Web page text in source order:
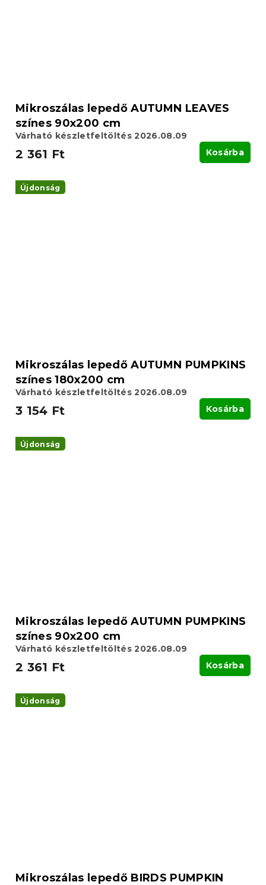
Mikroszálas lepedő AUTUMN LEAVES
színes 90x200 cm
Várható készletfeltöltés 2026.08.09
2 361 Ft Kosárba
Újdonság
Mikroszálas lepedő AUTUMN PUMPKINS
színes 180x200 cm
Várható készletfeltöltés 2026.08.09
3 154 Ft Kosárba
Újdonság
Mikroszálas lepedő AUTUMN PUMPKINS
színes 90x200 cm
Várható készletfeltöltés 2026.08.09
2 361 Ft Kosárba
Újdonság
Mikroszálas lepedő BIRDS PUMPKIN